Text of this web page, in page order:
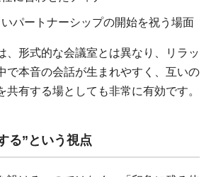
パートナーシップの開始を祝う場面
、形式的な会議室とは異なり、リラッ
で本音の会話が生まれやすく、互いの
共有する場としても非常に有効です。
る”という視点